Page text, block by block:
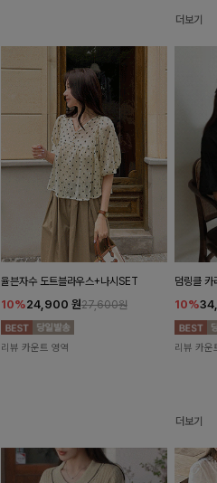
더보기
율븐자수 도트블라우스+나시SET
10%24,900 원27,600원
리뷰 카운트 영역
덤링클 카
10%
리뷰 카운
더보기